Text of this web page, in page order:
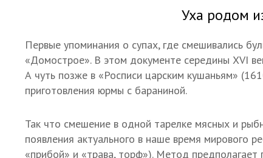
Уха родом
Первые упоминания о супах, где смешивались
«Домострое». В этом документе середины XVI
А чуть позже в «Росписи царским кушаньям»
приготовления юрмы с бараниной.
Так что смешение в одной тарелке мясных и
появления актуального в наше время мирового
«прибой» и «трава, торф»). Метод